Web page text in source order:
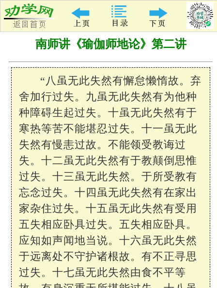
南师讲《瑜伽师地论》第二讲
“八虽无此失然有懈怠懒惰故。弃
舍加行过失。九虽无此失然有为他种
种障碍生起过失。十虽无此失然有于
寒热等苦不能堪忍过失。十一虽无此
失然有慢恚过故。不能领受教诲过
失。十二虽无此失然有于教颠倒思惟
过失。十三虽无此失然。于所受教有
忘念过失。十四虽无此失然有在家出
家杂住过失。十五虽无此失然有受用
五失相应卧具过失。五失相应卧具。
应知如声闻地当说。十六虽无此失然
于远离处不守护诸根故。有不正寻思
过失。十七虽无此失然由食不平等